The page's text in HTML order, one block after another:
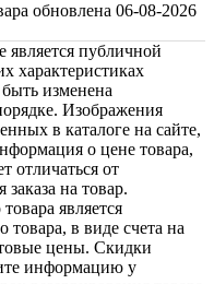
обновлена 06-08-2026
является публичной
характеристиках
изменена
Изображения
в каталоге на сайте,
о цене товара,
отличаться от
на товар.
является
товара, в виде счета на
цены. Скидки
информацию у